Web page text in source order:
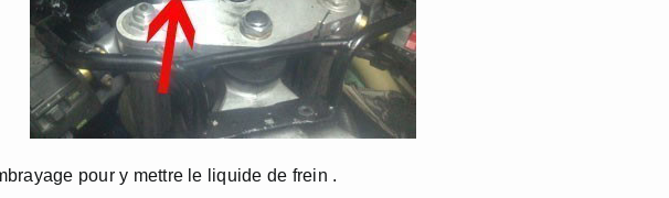
pour y mettre le liquide de frein .